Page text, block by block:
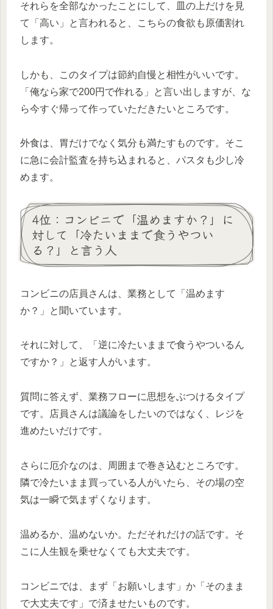
それらを全部なかったことにして、皿の上だけを見
て「高い」と言われると、こちらの食欲も原価割れ
します。
しかも、このタイプは節約自慢と相性がいいです。
「俺なら家で200円で作れる」と言い出しますが、な
ら今すぐ帰って作っていただきたいところです。
外食は、胃だけでなく気分も満たすものです。そこ
に急に会計監査を持ち込まれると、パスタも少し冷
めます。
4位：コンビニで「温めますか？」に
対して「冷たいままで食うやつい
る？」と言う人
コンビニの店員さんは、業務として「温めます
か？」と聞いています。
それに対して、「逆に冷たいままで食うやついるん
ですか？」と返す人がいます。
質問に答えず、業務フローに思想をぶつけるタイプ
です。店員さんは議論をしたいのではなく、レジを
進めたいだけです。
さらに厄介なのは、周囲まで巻き込むところです。
隣で冷たいまま買っている人がいたら、その場の空
気は一瞬で気まずくなります。
温めるか、温めないか。ただそれだけの話です。そ
こに人生観を乗せなくても大丈夫です。
コンビニでは、まず「お願いします」か「そのまま
で大丈夫です」で済ませたいものです。